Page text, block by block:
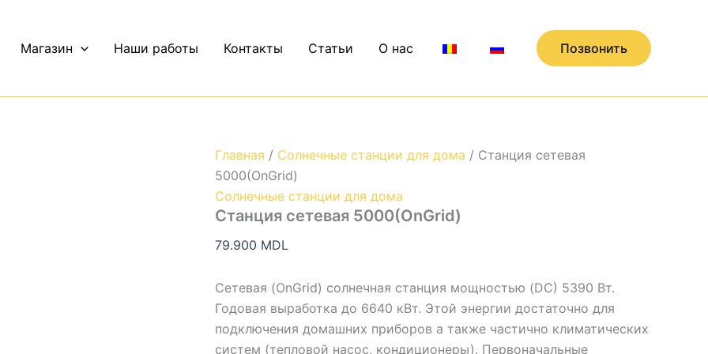
Магазин Наши работы Контакты Статьи О нас Позвонить
Главная / Солнечные станции для дома / Станция сетевая
5000(OnGrid)
Солнечные станции для дома
Станция сетевая 5000(OnGrid)
79.900 MDL
Сетевая (OnGrid) солнечная станция мощностью (DC) 5390 Вт.
Годовая выработка до 6640 кВт. Этой энергии достаточно для
подключения домашних приборов а также частично климатических
систем (тепловой насос, кондиционеры). Первоначальные
5000(OnGrid)